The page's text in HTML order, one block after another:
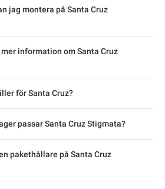
jag montera på Santa Cruz
information om Santa Cruz
för Santa Cruz?
passar Santa Cruz Stigmata?
pakethållare på Santa Cruz